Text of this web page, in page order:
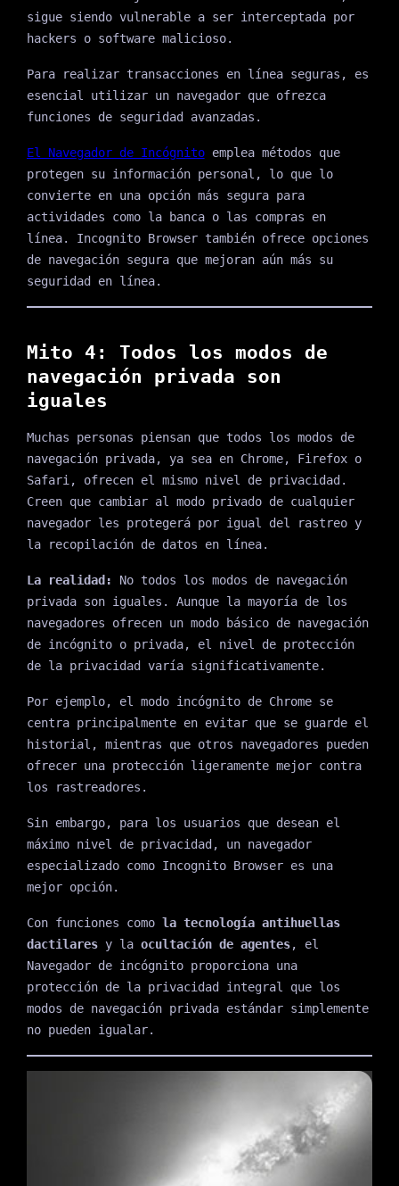
sigue siendo vulnerable a ser interceptada por
hackers o software malicioso.
Para realizar transacciones en línea seguras, es
esencial utilizar un navegador que ofrezca
funciones de seguridad avanzadas.
El Navegador de Incógnitoemplea métodos que
protegen su información personal, lo que lo
convierte en una opción más segura para
actividades como la banca o las compras en
línea. Incognito Browser también ofrece opciones
de navegación segura que mejoran aún más su
seguridad en línea.
Mito 4: Todos los modos de
navegación privada son
iguales
Muchas personas piensan que todos los modos de
navegación privada, ya sea en Chrome, Firefox o
Safari, ofrecen el mismo nivel de privacidad.
Creen que cambiar al modo privado de cualquier
navegador les protegerá por igual del rastreo y
la recopilación de datos en línea.
La realidad: No todos los modos de navegación
privada son iguales. Aunque la mayoría de los
navegadores ofrecen un modo básico de navegación
de incógnito o privada, el nivel de protección
de la privacidad varía significativamente.
Por ejemplo, el modo incógnito de Chrome se
centra principalmente en evitar que se guarde el
historial, mientras que otros navegadores pueden
ofrecer una protección ligeramente mejor contra
los rastreadores.
Sin embargo, para los usuarios que desean el
máximo nivel de privacidad, un navegador
especializado como Incognito Browser es una
mejor opción.
Con funciones como la tecnología antihuellas
dactilaresy la ocultación de agentes, el
Navegador de incógnito proporciona una
protección de la privacidad integral que los
modos de navegación privada estándar simplemente
no pueden igualar.